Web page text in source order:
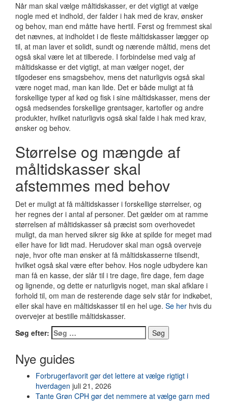
Når man skal vælge måltidskasser, er det vigtigt at vælge
nogle med et indhold, der falder i hak med de krav, ønsker
og behov, man end måtte have hertil. Først og fremmest skal
det nævnes, at indholdet i de fleste måltidskasser lægger op
til, at man laver et solidt, sundt og nærende måltid, mens det
også skal være let at tilberede. I forbindelse med valg af
måltidskasse er det vigtigt, at man vælger noget, der
tilgodeser ens smagsbehov, mens det naturligvis også skal
være noget mad, man kan lide. Det er både muligt at få
forskellige typer af kød og fisk i sine måltidskasser, mens der
også medsendes forskellige grøntsager, kartofler og andre
produkter, hvilket naturligvis også skal falde i hak med krav,
ønsker og behov.
Størrelse og mængde af
måltidskasser skal
afstemmes med behov
Det er muligt at få måltidskasser i forskellige størrelser, og
her regnes der i antal af personer. Det gælder om at ramme
størrelsen af måltidskasser så præcist som overhovedet
muligt, da man herved sikrer sig ikke at spilde for meget mad
eller have for lidt mad. Herudover skal man også overveje
nøje, hvor ofte man ønsker at få måltidskasserne tilsendt,
hvilket også skal være efter behov. Hos nogle udbydere kan
man få en kasse, der slår til i tre dage, fire dage, fem dage
og lignende, og dette er naturligvis noget, man skal afklare i
forhold til, om man de resterende dage selv står for indkøbet,
eller skal have en måltidskasser til en hel uge. Se her hvis du
overvejer at bestille måltidskasser.
Søg efter:
Nye guides
Forbrugerfavorit gør det lettere at vælge rigtigt i
hverdagen juli 21, 2026
Tante Grøn CPH gør det nemmere at vælge garn med